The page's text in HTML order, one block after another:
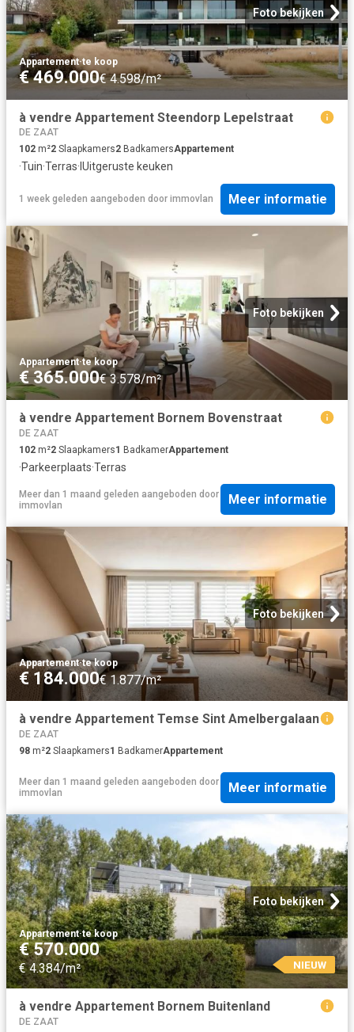
Foto bekijken
Appartement·te koop
€ 469.000€ 4.598/m²
à vendre Appartement Steendorp Lepelstraat
DE ZAAT
102 m²2 Slaapkamers2 BadkamersAppartement
·Tuin·Terras· IUitgeruste keuken
1 week geleden aangeboden door immovlan Meer informatie
Foto bekijken
Appartement·te koop
€ 365.000€ 3.578/m²
à vendre Appartement Bornem Bovenstraat
DE ZAAT
102 m²2 Slaapkamers1 BadkamerAppartement
·Parkeerplaats·Terras
Meer dan 1 maand geleden aangeboden door
immovlan
Meer informatie
Foto bekijken
Appartement·te koop
€ 184.000€ 1.877/m²
à vendre Appartement Temse Sint Amelbergalaan
DE ZAAT
98 m²2 Slaapkamers1 BadkamerAppartement
Meer dan 1 maand geleden aangeboden door
immovlan
Meer informatie
Foto bekijken
Appartement·te koop
€ 570.000
€ 4.384/m² NIEUW
à vendre Appartement Bornem Buitenland
DE ZAAT